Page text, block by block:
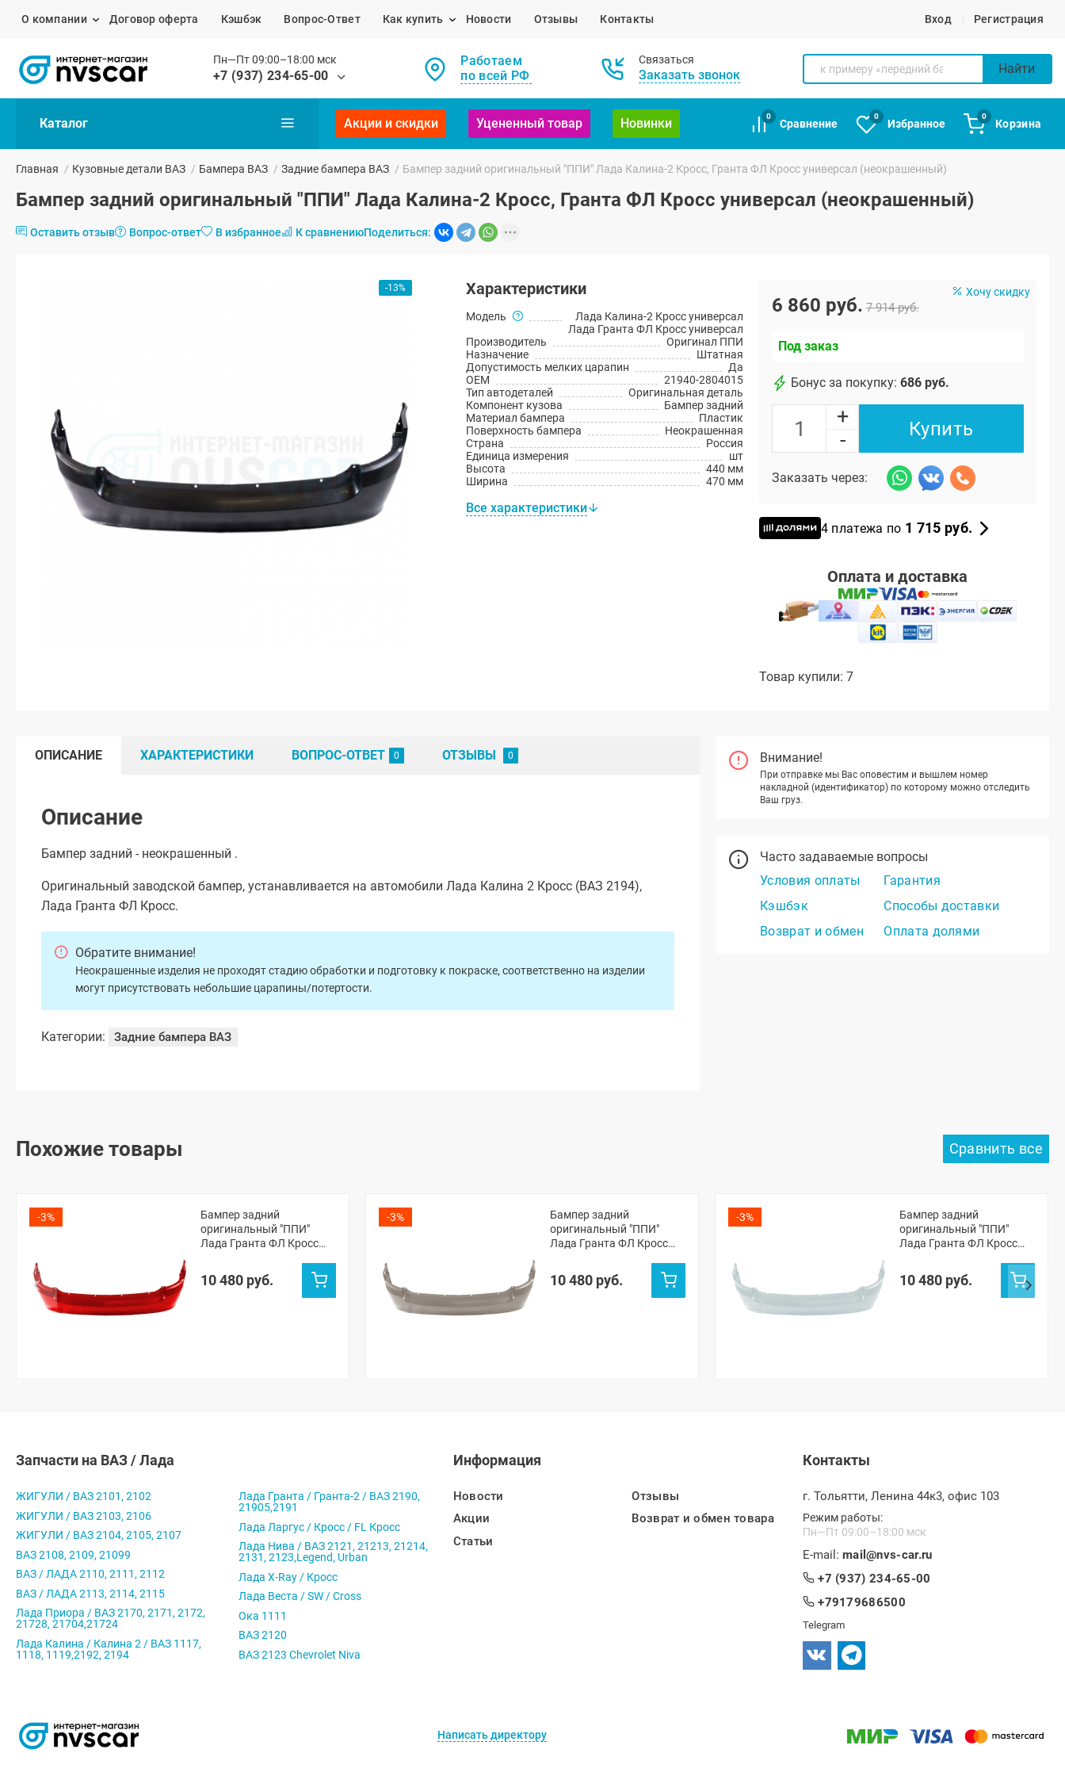
О компании Договор оферта Кэшбэк Вопрос-Ответ Как купить Новости Отзывы Контакты Вход Регистрация
Пн—Пт 09:00–18:00 мск
+7 (937) 234-65-00
Работаем
по всей РФ
Связаться
Заказать звонок Найти
Каталог Акции и скидки Уцененный товар Новинки
0
Сравнение
0
Избранное
0
Корзина
Главная / Кузовные детали ВАЗ / Бампера ВАЗ / Задние бампера ВАЗ / Бампер задний оригинальный "ППИ" Лада Калина-2 Кросс, Гранта ФЛ Кросс универсал (неокрашенный)
Бампер задний оригинальный "ППИ" Лада Калина-2 Кросс, Гранта ФЛ Кросс универсал (неокрашенный)
Оставить отзыв Вопрос-ответ В избранное К сравнениюПоделиться:
-13% Характеристики
Модель
Лада Калина-2 Кросс универсал
Лада Гранта ФЛ Кросс универсал
Производитель
Оригинал ППИ
Назначение
Штатная
Допустимость мелких царапин
Да
OEM
21940-2804015
Тип автодеталей
Оригинальная деталь
Компонент кузова
Бампер задний
Материал бампера
Пластик
Поверхность бампера
Неокрашенная
Страна
Россия
Единица измерения
шт
Высота
440 мм
Ширина
470 мм
Все характеристики
Хочу скидку
6 860 руб. 7 914 руб.
Под заказ
Бонус за покупку: 686 руб.
+
-
Купить
Заказать через:
4 платежа по 1 715 руб.
Оплата и доставка
Товар купили: 7
Внимание!
При отправке мы Вас оповестим и вышлем номер
накладной (идентификатор) по которому можно отследить
Ваш груз.
Часто задаваемые вопросы
Условия оплаты
Гарантия
Кэшбэк
Способы доставки
Возврат и обмен
Оплата долями
ОПИСАНИЕ ХАРАКТЕРИСТИКИ ВОПРОС-ОТВЕТ ОТЗЫВЫ
Описание
Бампер задний - неокрашенный .
Оригинальный заводской бампер, устанавливается на автомобили Лада Калина 2 Кросс (ВАЗ 2194),
Лада Гранта ФЛ Кросс.
Обратите внимание!
Неокрашенные изделия не проходят стадию обработки и подготовку к покраске, соответственно на изделии
могут присутствовать небольшие царапины/потертости.
Категории: Задние бампера ВАЗ
Похожие товары
-3%
Бампер задний
оригинальный "ППИ"
Лада Гранта ФЛ Кросс
10 480 руб.
-3%
Бампер задний
оригинальный "ППИ"
Лада Гранта ФЛ Кросс
10 480 руб.
-3%
Бампер задний
оригинальный "ППИ"
Лада Гранта ФЛ Кросс
10 480 руб.
Запчасти на ВАЗ / Лада
ЖИГУЛИ / ВАЗ 2101, 2102
ЖИГУЛИ / ВАЗ 2103, 2106
ЖИГУЛИ / ВАЗ 2104, 2105, 2107
ВАЗ 2108, 2109, 21099
ВАЗ / ЛАДА 2110, 2111, 2112
ВАЗ / ЛАДА 2113, 2114, 2115
Лада Приора / ВАЗ 2170, 2171, 2172,
21728, 21704,21724
Лада Калина / Калина 2 / ВАЗ 1117,
1118, 1119,2192, 2194
Лада Гранта / Гранта-2 / ВАЗ 2190,
21905,2191
Лада Ларгус / Кросс / FL Кросс
Лада Нива / ВАЗ 2121, 21213, 21214,
2131, 2123,Legend, Urban
Лада X-Ray / Кросс
Лада Веста / SW / Cross
Ока 1111
ВАЗ 2120
ВАЗ 2123 Chevrolet Niva
Информация
Новости
Акции
Статьи
Отзывы
Возврат и обмен товара
Контакты
г. Тольятти, Ленина 44к3, офис 103
Режим работы:
Пн—Пт 09:00–18:00 мск
E-mail: mail@nvs-car.ru
+7 (937) 234-65-00
+79179686500
Telegram
Написать директору